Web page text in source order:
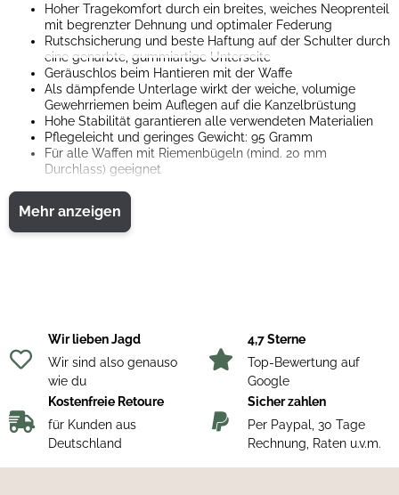
Hoher Tragekomfort durch ein breites, weiches Neoprenteil
mit begrenzter Dehnung und optimaler Federung
Rutschsicherung und beste Haftung auf der Schulter durch
eine genarbte, gummiartige Unterseite
Geräuschlos beim Hantieren mit der Waffe
Als dämpfende Unterlage wirkt der weiche, volumige
Gewehrriemen beim Auflegen auf die Kanzelbrüstung
Hohe Stabilität garantieren alle verwendeten Materialien
Pflegeleicht und geringes Gewicht: 95 Gramm
Für alle Waffen mit Riemenbügeln (mind. 20 mm
Durchlass) geeignet
Mehr anzeigen
Wir lieben Jagd
Wir sind also genauso
wie du
4,7 Sterne
Top-Bewertung auf
Google
Kostenfreie Retoure
für Kunden aus
Deutschland
Sicher zahlen
Per Paypal, 30 Tage
Rechnung, Raten u.v.m.